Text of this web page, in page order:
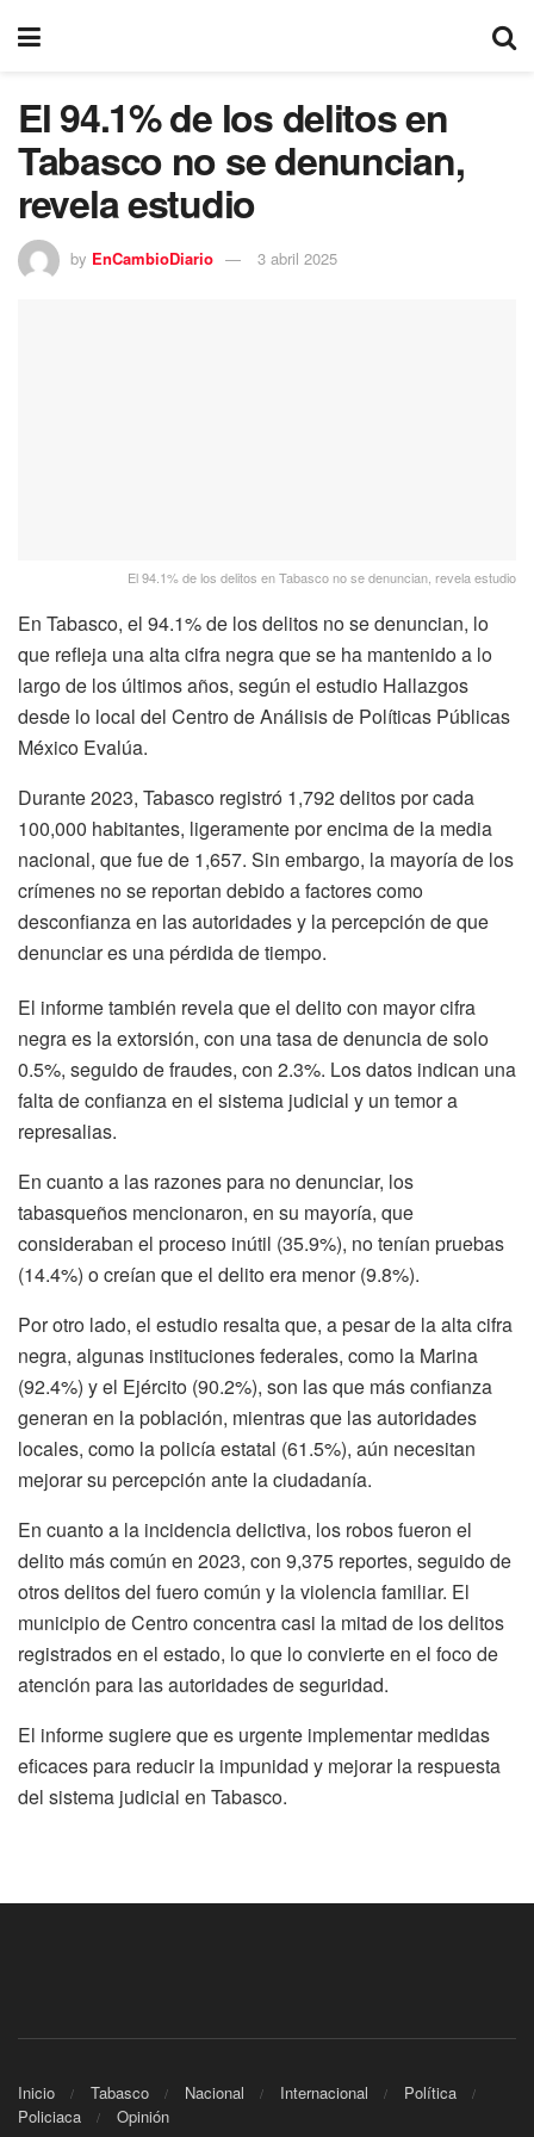
El 94.1% de los delitos en
Tabasco no se denuncian,
revela estudio
by EnCambioDiario 3 abril 2025
El 94.1% de los delitos en Tabasco no se denuncian, revela estudio
En Tabasco, el 94.1% de los delitos no se denuncian, lo
que refleja una alta cifra negra que se ha mantenido a lo
largo de los últimos años, según el estudio Hallazgos
desde lo local del Centro de Análisis de Políticas Públicas
México Evalúa.
Durante 2023, Tabasco registró 1,792 delitos por cada
100,000 habitantes, ligeramente por encima de la media
nacional, que fue de 1,657. Sin embargo, la mayoría de los
crímenes no se reportan debido a factores como
desconfianza en las autoridades y la percepción de que
denunciar es una pérdida de tiempo.
El informe también revela que el delito con mayor cifra
negra es la extorsión, con una tasa de denuncia de solo
0.5%, seguido de fraudes, con 2.3%. Los datos indican una
falta de confianza en el sistema judicial y un temor a
represalias.
En cuanto a las razones para no denunciar, los
tabasqueños mencionaron, en su mayoría, que
consideraban el proceso inútil (35.9%), no tenían pruebas
(14.4%) o creían que el delito era menor (9.8%).
Por otro lado, el estudio resalta que, a pesar de la alta cifra
negra, algunas instituciones federales, como la Marina
(92.4%) y el Ejército (90.2%), son las que más confianza
generan en la población, mientras que las autoridades
locales, como la policía estatal (61.5%), aún necesitan
mejorar su percepción ante la ciudadanía.
En cuanto a la incidencia delictiva, los robos fueron el
delito más común en 2023, con 9,375 reportes, seguido de
otros delitos del fuero común y la violencia familiar. El
municipio de Centro concentra casi la mitad de los delitos
registrados en el estado, lo que lo convierte en el foco de
atención para las autoridades de seguridad.
El informe sugiere que es urgente implementar medidas
eficaces para reducir la impunidad y mejorar la respuesta
del sistema judicial en Tabasco.
Inicio Tabasco Nacional Internacional
Política
Policiaca
Opinión